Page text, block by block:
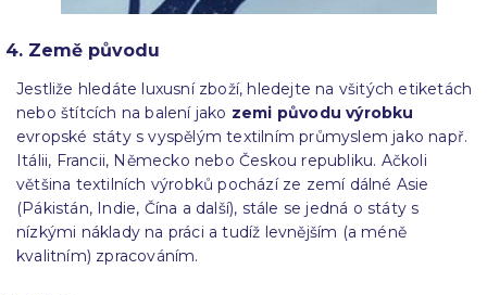
4. Země původu
Jestliže hledáte luxusní zboží, hledejte na všitých etiketách
nebo štítcích na balení jako zemi původu výrobku
evropské státy s vyspělým textilním průmyslem jako např.
Itálii, Francii, Německo nebo Českou republiku. Ačkoli
většina textilních výrobků pochází ze zemí dálné Asie
(Pákistán, Indie, Čína a další), stále se jedná o státy s
nízkými náklady na práci a tudíž levnějším (a méně
kvalitním) zpracováním.